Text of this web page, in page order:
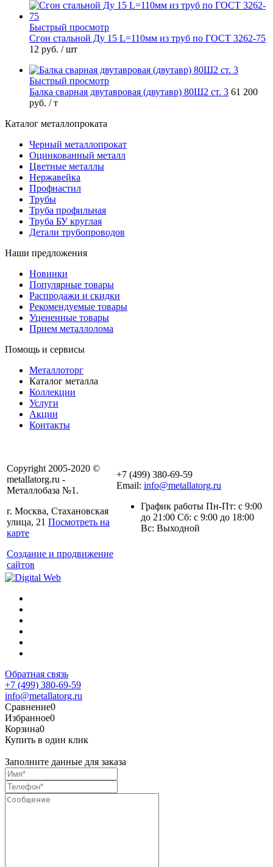
Быстрый просмотр
Сгон стальной Ду 15 L=110мм из труб по ГОСТ 3262-75
12 руб. / шт
Быстрый просмотр
Балка сварная двутавровая (двутавр) 80Ш2 ст. 3 61 200
руб. / т
Каталог металлопроката
Черный металлопрокат
Оцинкованный металл
Цветные металлы
Нержавейка
Профнастил
Трубы
Труба профильная
Труба БУ круглая
Детали трубопроводов
Наши предложения
Новинки
Популярные товары
Распродажи и скидки
Рекомендуемые товары
Уцененные товары
Прием металлолома
Помощь и сервисы
Металлоторг
Каталог металла
Коллекции
Услуги
Акции
Контакты
Copyright 2005-2020 ©
metallatorg.ru -
Металлобаза №1.
г. Москва, Стахановская
улица, 21 Посмотреть на
карте
Создание и продвижение
сайтов
+7 (499) 380-69-59
Email: info@metallatorg.ru
График работы Пн-Пт: с 9:00
до 21:00 Сб: с 9:00 до 18:00
Вс: Выходной
Обратная связь
+7 (499) 380-69-59
info@metallatorg.ru
Сравнение0
Избранное0
Корзина0
Купить в один клик
Заполните данные для заказа